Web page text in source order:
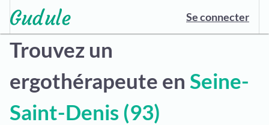
Se connecter
Trouvez un
ergothérapeute en Seine-
Saint-Denis (93)